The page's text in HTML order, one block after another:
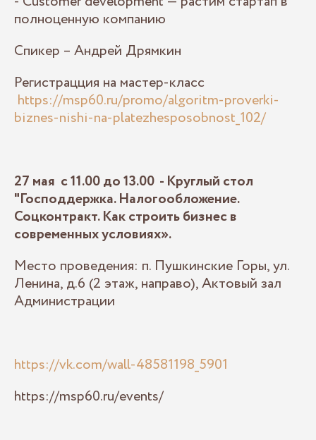
полноценную компанию
Спикер – Андрей Дрямкин
Регистрацция на мастер-класс
https://msp60.ru/promo/algoritm-proverki-
biznes-nishi-na-platezhesposobnost_102/
27 мая с 11.00 до 13.00 - Круглый стол
"Господдержка. Налогообложение.
Соцконтракт. Как строить бизнес в
современных условиях».
Место проведения: п. Пушкинские Горы, ул.
Ленина, д.6 (2 этаж, направо), Актовый зал
Администрации
https://vk.com/wall-48581198_5901
https://msp60.ru/events/